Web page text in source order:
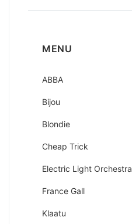
MENU
ABBA
Bijou
Blondie
Cheap Trick
Electric Light Orchestra
France Gall
Klaatu